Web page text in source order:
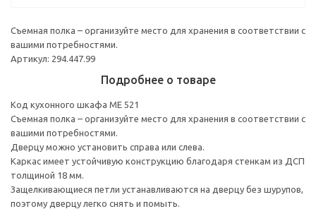
Съемная полка – организуйте место для хранения в соответствии с
вашими потребностями.
Артикул: 294.447.99
Подробнее о товаре
Код кухонного шкафа ME 521
Съемная полка – организуйте место для хранения в соответствии с
вашими потребностями.
Дверцу можно установить справа или слева.
Каркас имеет устойчивую конструкцию благодаря стенкам из ДСП
толщиной 18 мм.
Защелкивающиеся петли устанавливаются на дверцу без шурупов,
поэтому дверцу легко снять и помыть.